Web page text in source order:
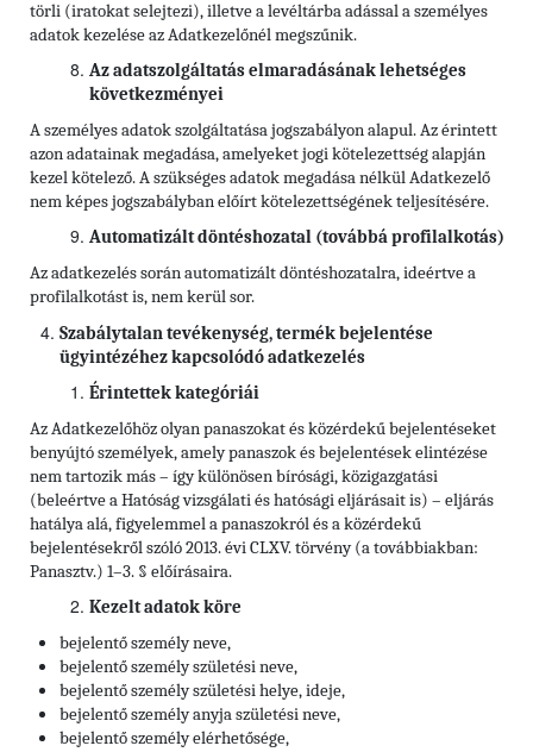
törli (iratokat selejtezi), illetve a levéltárba adással a személyes
adatok kezelése az Adatkezelőnél megszűnik.
Az adatszolgáltatás elmaradásának lehetséges
következményei
A személyes adatok szolgáltatása jogszabályon alapul. Az érintett
azon adatainak megadása, amelyeket jogi kötelezettség alapján
kezel kötelező. A szükséges adatok megadása nélkül Adatkezelő
nem képes jogszabályban előírt kötelezettségének teljesítésére.
Automatizált döntéshozatal (továbbá profilalkotás)
Az adatkezelés során automatizált döntéshozatalra, ideértve a
profilalkotást is, nem kerül sor.
Szabálytalan tevékenység, termék bejelentése
ügyintézéhez kapcsolódó adatkezelés
Érintettek kategóriái
Az Adatkezelőhöz olyan panaszokat és közérdekű bejelentéseket
benyújtó személyek, amely panaszok és bejelentések elintézése
nem tartozik más – így különösen bírósági, közigazgatási
(beleértve a Hatóság vizsgálati és hatósági eljárásait is) – eljárás
hatálya alá, figyelemmel a panaszokról és a közérdekű
bejelentésekről szóló 2013. évi CLXV. törvény (a továbbiakban:
Panasztv.) 1–3. § előírásaira.
Kezelt adatok köre
bejelentő személy neve,
bejelentő személy születési neve,
bejelentő személy születési helye, ideje,
bejelentő személy anyja születési neve,
bejelentő személy elérhetősége,